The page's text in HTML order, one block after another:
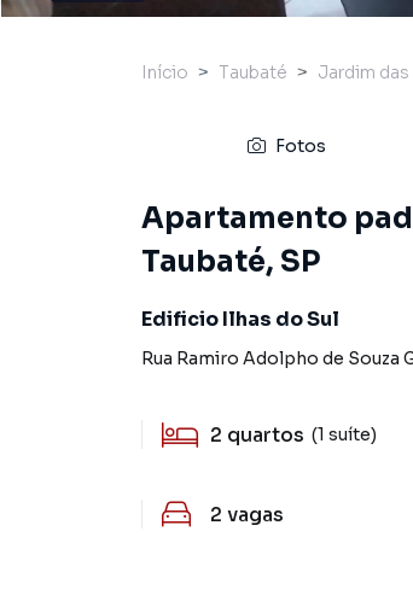
Início Taubaté Jardim
Fotos
Apartamento
Taubaté, SP
Edificio Ilhas do Sul
Rua Ramiro Adolpho de Souza
2 quartos (1 suíte)
2 vagas